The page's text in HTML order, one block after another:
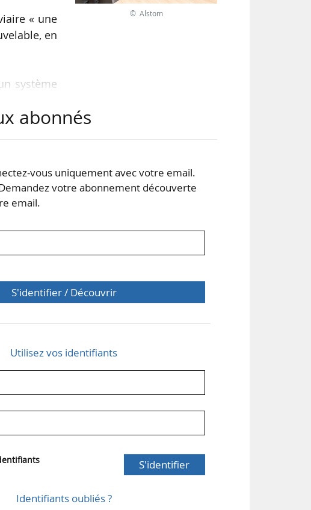
« une
en
système
pour ce
aux
lignes
© Alstom
abonnés
vous uniquement avec votre email.
votre abonnement découverte
email.
S'identifier / Découvrir
Utilisez vos identifiants
S'identifier
Identifiants oubliés ?